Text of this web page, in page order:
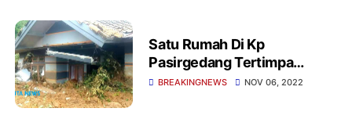
Satu Rumah Di Kp
Pasirgedang Tertimpa
Longsor
BREAKINGNEWS NOV 06, 2022